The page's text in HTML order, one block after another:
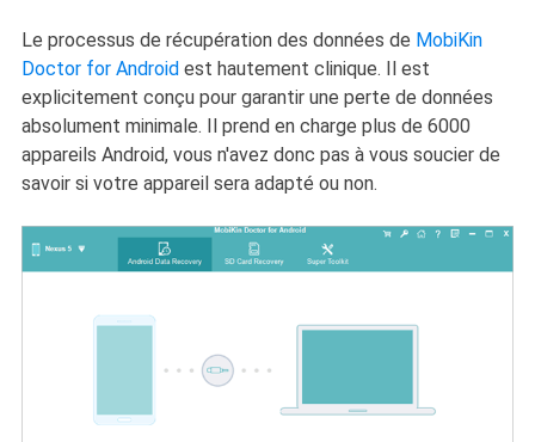
Le processus de récupération des données de MobiKin
Doctor for Android est hautement clinique. Il est
explicitement conçu pour garantir une perte de données
absolument minimale. Il prend en charge plus de 6000
appareils Android, vous n'avez donc pas à vous soucier de
savoir si votre appareil sera adapté ou non.